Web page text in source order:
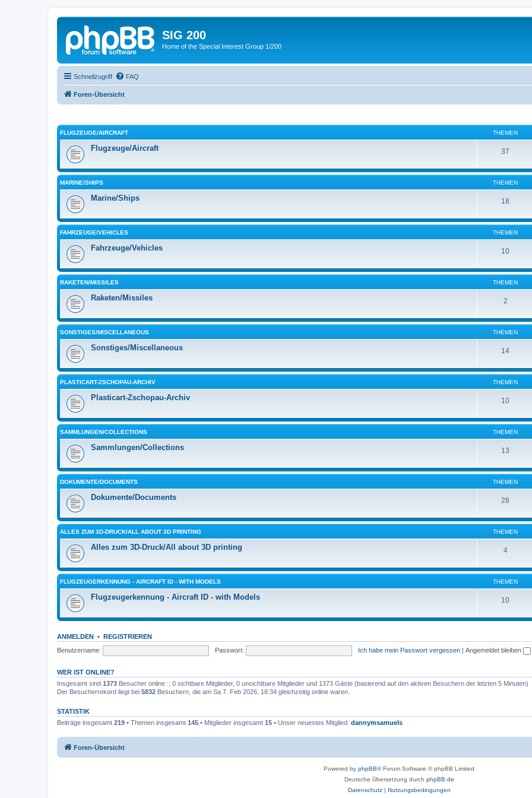
SIG 200
Home of the Special Interest Group 1/200
Schnellzugriff FAQ
Foren-Übersicht
FLUGZEUGE/AIRCRAFT THEMEN
Flugzeuge/Aircraft 37
MARINE/SHIPS THEMEN
Marine/Ships 18
FAHRZEUGE/VEHICLES THEMEN
Fahrzeuge/Vehicles 10
RAKETEN/MISSILES THEMEN
Raketen/Missiles 2
SONSTIGES/MISCELLANEOUS THEMEN
Sonstiges/Miscellaneous 14
PLASTICART-ZSCHOPAU-ARCHIV THEMEN
Plasticart-Zschopau-Archiv 10
SAMMLUNGEN/COLLECTIONS THEMEN
Sammlungen/Collections 13
DOKUMENTE/DOCUMENTS THEMEN
Dokumente/Documents 28
ALLES ZUM 3D-DRUCK/ALL ABOUT 3D PRINTING THEMEN
Alles zum 3D-Druck/All about 3D printing 4
FLUGZEUGERKENNUNG - AIRCRAFT ID - WITH MODELS THEMEN
Flugzeugerkennung - Aircraft ID - with Models 10
ANMELDEN • REGISTRIEREN
Benutzername:
Passwort: Ich habe mein Passwort vergessen | Angemeldet bleiben
WER IST ONLINE?
Insgesamt sind 1373 Besucher online :: 0 sichtbare Mitglieder, 0 unsichtbare Mitglieder und 1373 Gäste (basierend auf den aktiven Besuchern der letzten 5 Minuten)
Der Besucherrekord liegt bei 5832 Besuchern, die am Sa 7. Feb 2026, 18:34 gleichzeitig online waren.
STATISTIK
Beiträge insgesamt 219 • Themen insgesamt 145 • Mitglieder insgesamt 15 • Unser neuestes Mitglied: dannymsamuels
Foren-Übersicht
Powered by phpBB® Forum Software © phpBB Limited
Deutsche Übersetzung durch phpBB.de
Datenschutz| Nutzungsbedingungen